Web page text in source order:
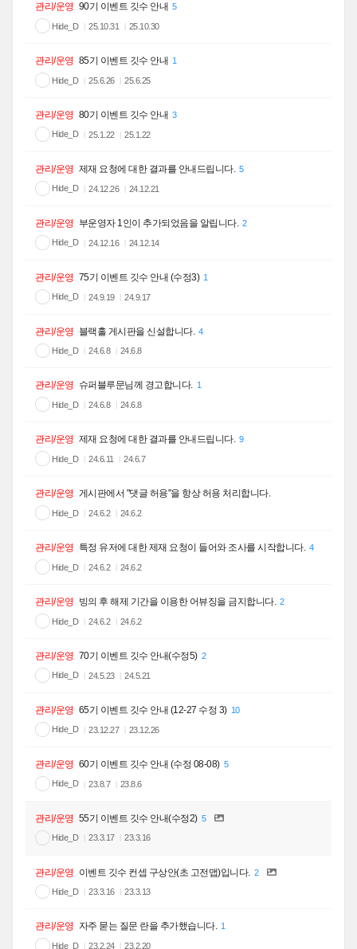
관리/운영 90기 이벤트 깃수 안내 5
Hide_D 25.10.31 25.10.30
관리/운영 85기 이벤트 깃수 안내 1
Hide_D 25.6.26 25.6.25
관리/운영 80기 이벤트 깃수 안내 3
Hide_D 25.1.22 25.1.22
관리/운영 제재 요청에 대한 결과를 안내드립니다. 5
Hide_D 24.12.26 24.12.21
관리/운영 부운영자 1인이 추가되었음을 알립니다. 2
Hide_D 24.12.16 24.12.14
관리/운영 75기 이벤트 깃수 안내 (수정3) 1
Hide_D 24.9.19 24.9.17
관리/운영 블랙홀 게시판을 신설합니다. 4
Hide_D 24.6.8 24.6.8
관리/운영 슈퍼블루문님께 경고합니다. 1
Hide_D 24.6.8 24.6.8
관리/운영 제재 요청에 대한 결과를 안내드립니다. 9
Hide_D 24.6.11 24.6.7
관리/운영 게시판에서 "댓글 허용"을 항상 허용 처리합니다.
Hide_D 24.6.2 24.6.2
관리/운영 특정 유저에 대한 제재 요청이 들어와 조사를 시작합니다. 4
Hide_D 24.6.2 24.6.2
관리/운영 빙의 후 해제 기간을 이용한 어뷰징을 금지합니다. 2
Hide_D 24.6.2 24.6.2
관리/운영 70기 이벤트 깃수 안내(수정5) 2
Hide_D 24.5.23 24.5.21
관리/운영 65기 이벤트 깃수 안내 (12-27 수정 3) 10
Hide_D 23.12.27 23.12.26
관리/운영 60기 이벤트 깃수 안내 (수정 08-08) 5
Hide_D 23.8.7 23.8.6
관리/운영 55기 이벤트 깃수 안내(수정2) 5
Hide_D 23.3.17 23.3.16
관리/운영 이벤트 깃수 컨셉 구상안(초 고전맵)입니다. 2
Hide_D 23.3.16 23.3.13
관리/운영 자주 묻는 질문 란을 추가했습니다. 1
Hide_D 23.2.24 23.2.20